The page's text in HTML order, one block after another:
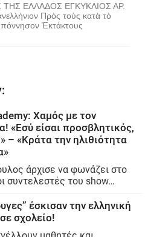
ΕΛΛΑΔΟΣ ΕΓΚΥΚΛΙΟΣ ΑΡ.
Πρὸς τοὺς κατὰ τὸ
Ἐκτάκτους